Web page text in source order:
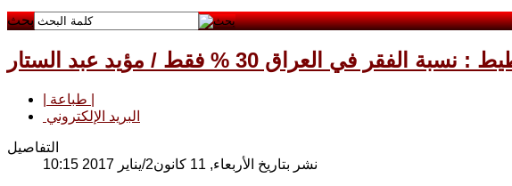
بحث
في العراق 30 % فقط / مؤيد عبد الستار
البريد الإلكتروني
التفاصيل
نشر بتاريخ الأربعاء, 11 كانون2/يناير 2017 10:15